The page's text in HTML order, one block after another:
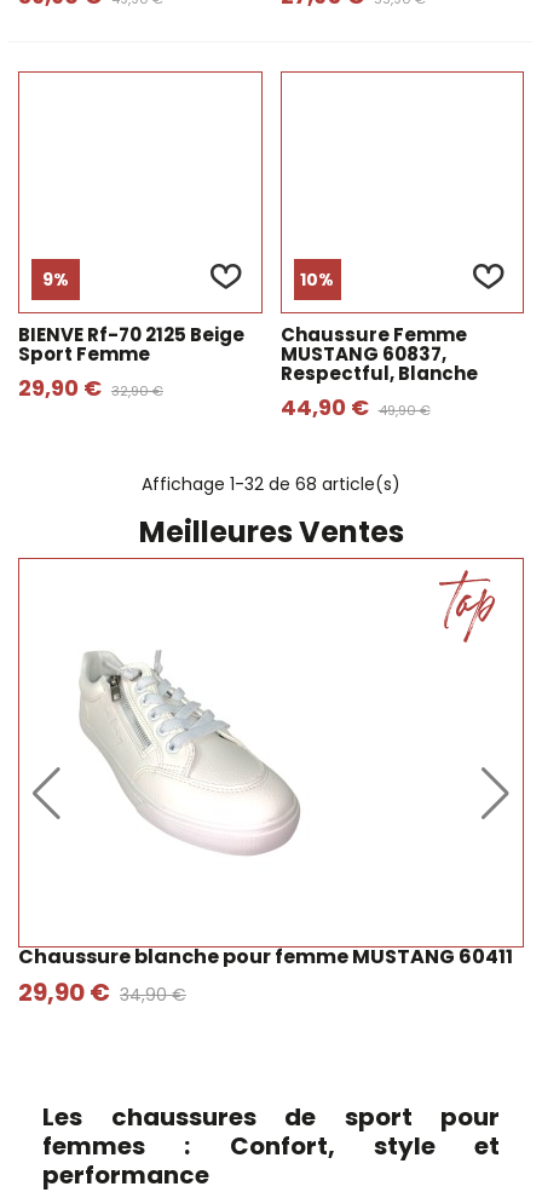
9%
BIENVE Rf-70 2125 Beige
Sport Femme
29,90 € 32,90 €
10%
Chaussure Femme
MUSTANG 60837,
Respectful, Blanche
44,90 € 49,90 €
Affichage 1-32 de 68 article(s)
Meilleures Ventes
Chaussure blanche pour femme MUSTANG 60411
29,90 € 34,90 €
Les chaussures de sport pour
femmes : Confort, style et
performance